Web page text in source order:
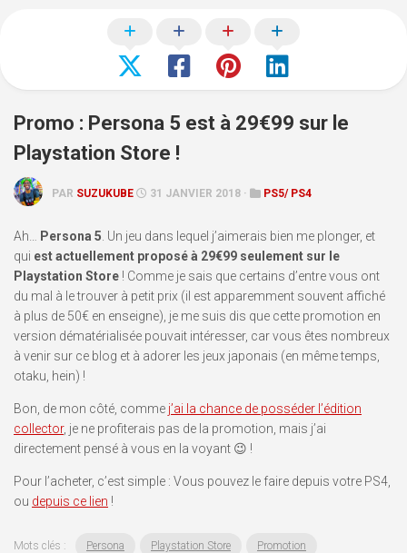
Promo : Persona 5 est à 29€99 sur le
Playstation Store !
PAR SUZUKUBE 31 JANVIER 2018 · PS5/ PS4
Ah… Persona 5 . Un jeu dans lequel j’aimerais bien me plonger, et
qui est actuellement proposé à 29€99 seulement sur le
Playstation Store ! Comme je sais que certains d’entre vous ont
du mal à le trouver à petit prix (il est apparemment souvent affiché
à plus de 50€ en enseigne), je me suis dis que cette promotion en
version dématérialisée pouvait intéresser, car vous êtes nombreux
à venir sur ce blog et à adorer les jeux japonais (en même temps,
otaku, hein) !
Bon, de mon côté, comme j’ai la chance de posséder l’édition
collector, je ne profiterais pas de la promotion, mais j’ai
directement pensé à vous en la voyant 😉 !
Pour l’acheter, c’est simple : Vous pouvez le faire depuis votre PS4,
ou depuis ce lien !
Mots clés : Persona Playstation Store Promotion